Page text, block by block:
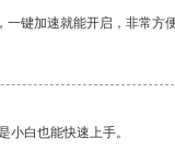
键加速就能开启，非常方便
小白也能快速上手。